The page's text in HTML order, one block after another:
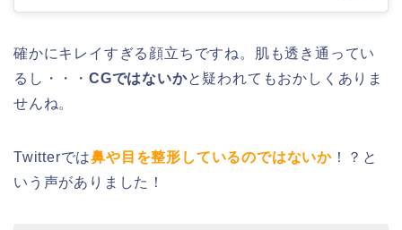
確かにキレイすぎる顔立ちですね。肌も透き通ってい
るし・・・ CGではないかと疑われてもおかしくありま
せんね。
Twitterでは鼻や目を整形しているのではないか ！？と
いう声がありました！